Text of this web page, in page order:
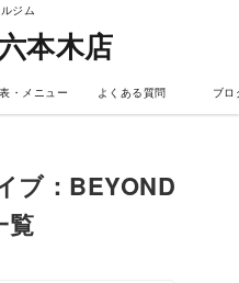
ジム
本木店
・メニュー よくある質問 ブロ
ブ：BEYOND
覧